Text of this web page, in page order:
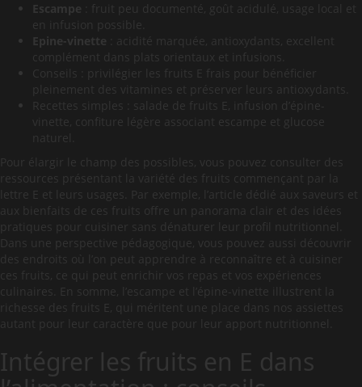
Escampe : fruit peu documenté, goût acidulé, usage local et
en infusion possible.
Epine-vinette : acidité marquée, antioxydants, excellent
complément dans plats orientaux et infusions.
Conseils : privilégier les fruits E frais pour bénéficier
pleinement des vitamines et préserver leurs antioxydants.
Recettes simples : salade de fruits E, infusion d’épine-
vinette, confiture légère associant escampe et glucose
naturel.
Pour élargir le champ des possibles, vous pouvez consulter des
ressources présentant la variété des fruits commençant par la
lettre E et leurs usages. Par exemple, l’article dédié aux saveurs et
aux bienfaits de ces fruits offre un panorama clair et des idées
pratiques pour cuisiner sans dénaturer leur profil nutritionnel.
Dans une perspective pédagogique, vous pouvez aussi découvrir
des endroits où l’on peut apprendre à reconnaître et à cuisiner
ces fruits, ce qui peut enrichir vos repas et vos expériences
culinaires. En somme, l’escampe et l’épine-vinette illustrent la
richesse des fruits E, qui méritent une place dans nos assiettes
autant pour leur caractère que pour leur apport nutritionnel.
Intégrer les fruits en E dans